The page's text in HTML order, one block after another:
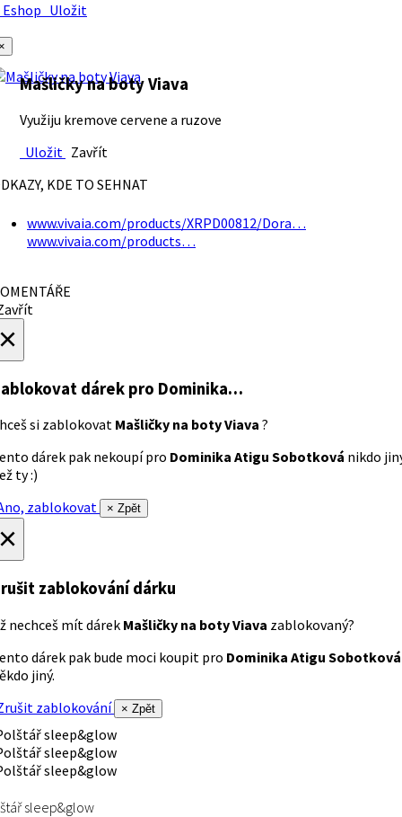
Uložit
Mašličky na boty Viava
Využiju kremove cervene a ruzove
Uložit Zavřít
KDE TO SEHNAT
www.vivaia.com/products/XRPD00812/Dora…
www.vivaia.com/products…
dárek pro Dominika…
si zablokovat Mašličky na boty Viava ?
dárek pak nekoupí pro Dominika Atigu Sobotková nikdo
ty :)
zablokovat
× Zpět
zablokování dárku
nechceš mít dárek Mašličky na boty Viava zablokovaný?
dárek pak bude moci koupit pro Dominika Atigu Sobotková
jiný.
zablokování
× Zpět
sleep&glow